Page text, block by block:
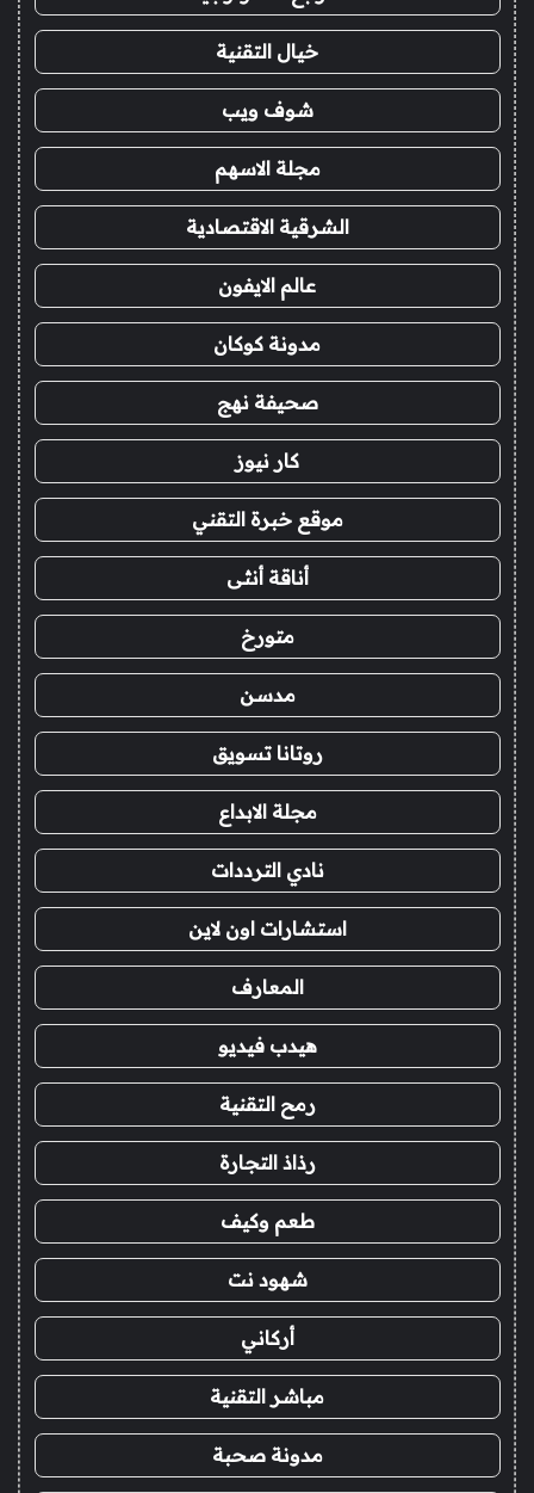
خيال التقنية
شوف ويب
مجلة الاسهم
الشرقية الاقتصادية
عالم الايفون
مدونة كوكان
صحيفة نهج
كار نيوز
موقع خبرة التقني
أناقة أنثى
متورخ
مدسن
روتانا تسويق
مجلة الابداع
نادي الترددات
استشارات اون لاين
المعارف
هيدب فيديو
رمح التقنية
رذاذ التجارة
طعم وكيف
شهود نت
أركاني
مباشر التقنية
مدونة صحبة